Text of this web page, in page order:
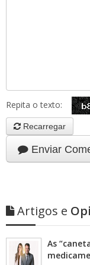
Repita o texto:
Recarregar
Enviar
Artigos e
As